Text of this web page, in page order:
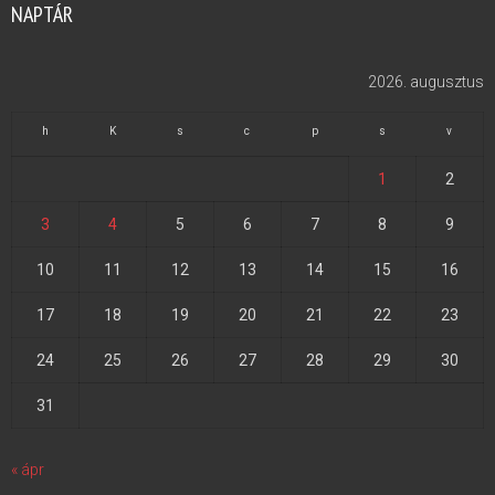
NAPTÁR
2026. augusztus
h K s c p s v
1 2
3 4 5 6 7 8 9
10 11 12 13 14 15 16
17 18 19 20 21 22 23
24 25 26 27 28 29 30
31
« ápr